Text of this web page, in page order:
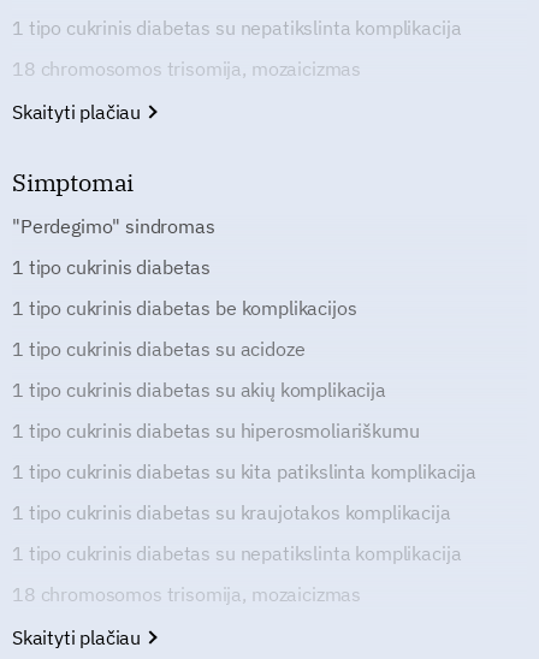
1 tipo cukrinis diabetas su nepatikslinta komplikacija
18 chromosomos trisomija, mozaicizmas
Skaityti plačiau
Simptomai
"Perdegimo" sindromas
1 tipo cukrinis diabetas
1 tipo cukrinis diabetas be komplikacijos
1 tipo cukrinis diabetas su acidoze
1 tipo cukrinis diabetas su akių komplikacija
1 tipo cukrinis diabetas su hiperosmoliariškumu
1 tipo cukrinis diabetas su kita patikslinta komplikacija
1 tipo cukrinis diabetas su kraujotakos komplikacija
1 tipo cukrinis diabetas su nepatikslinta komplikacija
18 chromosomos trisomija, mozaicizmas
Skaityti plačiau